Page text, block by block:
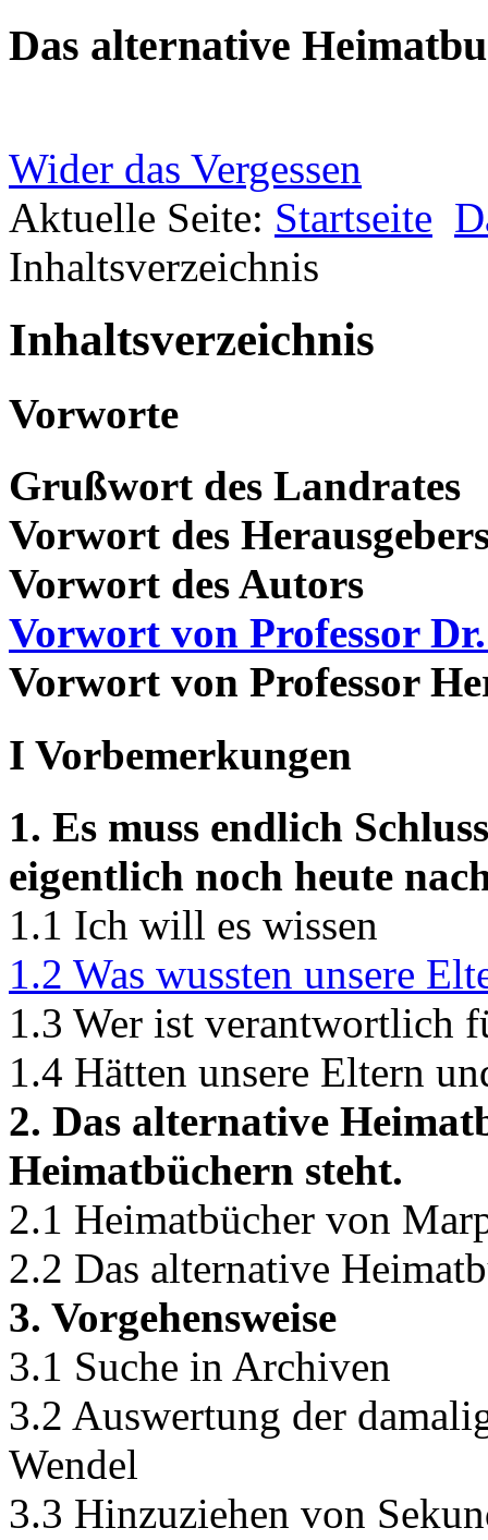
Das alternative
Wider das Vergessen
Aktuelle Seite: Startseite
Inhaltsverzeichnis
Inhaltsverzeichnis
Vorworte
Grußwort des Landrates
Vorwort des
Vorwort des Autors
Vorwort von Professor
Vorwort von Professor
I Vorbemerkungen
1. Es muss endlich
eigentlich noch heute
1.1 Ich will es wissen
1.2 Was wussten unsere
1.3 Wer ist verantwortlich
1.4 Hätten unsere Eltern
2. Das alternative
Heimatbüchern steht.
2.1 Heimatbücher von
2.2 Das alternative
3. Vorgehensweise
3.1 Suche in Archiven
3.2 Auswertung der
Wendel
3.3 Hinzuziehen von